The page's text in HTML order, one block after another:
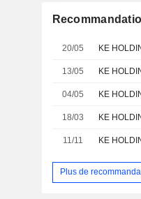
20/05 KE
13/05 KE
04/05 KE
18/03 KE
11/11 KE
Plus de